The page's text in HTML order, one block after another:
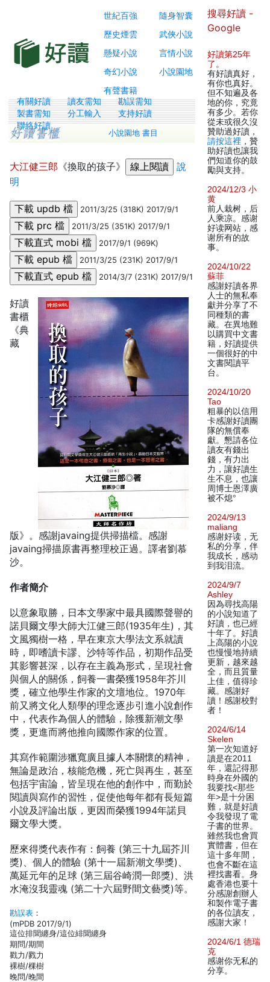
世紀百強
隨身智囊
歷史煙雲
武俠小說
懸疑小說
言情小說
奇幻小說
小說園地
有聲書籍
有關好讀 讀友需知
勘誤需知
製書需知
分工輸入
支持好讀
聯絡好讀
小說園地 書目
大江健三郎 《換取的孩子》
說
明
2011/3/25 (318K) 2017/9/1
2011/3/25 (351K) 2017/9/1
2017/9/1 (969K)
2011/3/25 (231K) 2017/9/1
2014/3/7 (231K) 2017/9/1
好讀
書櫃
《典
藏
版》。感謝javaing提供掃描檔。感謝
javaing掃描原書再整理校正過。譯者劉慕
沙。
作者簡介
以意象取勝，日本文學家中最具國際聲譽的
諾貝爾文學大師大江健三郎(1935年生)，其
文風獨樹一格，早在東京大學法文系就讀
時，即嗜讀卡謬、沙特等作品，初期作品受
其影響甚深，以存在主義為形式，呈現社會
與個人的關係，飼養一書榮獲1958年芥川
獎，確立他學生作家的文壇地位。1970年
前又將文化人類學的理念逐步引進小說創作
中，代表作為個人的體驗，除獲新潮文學
獎，更進而將他推向國際作家的位置。
其寫作範圍涉獵寬廣且據人本關懷的精神，
無論是政治，核能危機，死亡與再生，甚至
包括宇宙論，皆呈現在他的創作中，而勤於
閱讀與寫作的習性，促使他每年都有長短篇
小說及評論出版，更因而榮獲1994年諾貝
爾文學大獎。
歷來得獎代表作有：飼養 (第三十九屆芥川
獎)、個人的體驗 (第十一屆新潮文學獎)、
萬延元年的足球 (第三屆谷崎潤一郎獎)、洪
水淹沒我靈魂 (第二十六屆野間文藝獎)等。
勘誤表 ：
(mPDB 2017/9/1)
這位排聞纏身/這位緋聞纏身
期問/期間
戳力/戮力
裸樹/棵樹
晚問/晚間
搜尋好讀 -
Google
好讀第25年
了 。
有好讀真好，
有你也真好。
但不知遍及各
地的你，究竟
有多少。若你
從未或很久沒
贊助過好讀，
請按這裡 ，贊
助好讀也讓我
們知道你的鼓
勵與支持。
2024/12/3 小
黄
前人栽树，后
人乘凉。感谢
好读网站，感
谢所有的故
事。
2024/10/22
蘇菲
感謝好讀各界
人士的無私奉
獻并分享了不
同種類的書
藏。在異地難
以購買中文書
籍，好讀提供
一個很好的中
文書閱讀平
台。
2024/10/20
Tao
粗暴的以信用
卡感謝好讀團
隊的無償奉
獻。懇請各位
讀友有錢出
錢，有力出
力，讓好讀生
生不息，也讓
周博士恩澤廣
被不熄°
2024/9/13
maliang
感谢好读，无
私的分享，伴
我成长，感动
到我泪流。
2024/9/7
Ashley
因為尋找高陽
的小說知道了
好讀，也已經
十年了。好讀
上高陽的小說
也慢慢地持續
更新，越來越
全，而且質量
上佳，值得珍
藏。感謝好
讀！感謝校對
者！
2024/6/14
Skelen
第一次知道好
讀是在2011
年，還記得那
時身在外國的
我要找<那些
年>是十分困
難，就是好讀
令我發現了電
子書的世界。
雖然我也會買
實體書，但在
這十多年間，
也會不斷在這
裡找書看。身
處香港也要十
分感謝創辦人
和製作電子書
的各位讀友，
感謝大家！
2024/6/1 德瑞
克
感谢你无私的
分享。